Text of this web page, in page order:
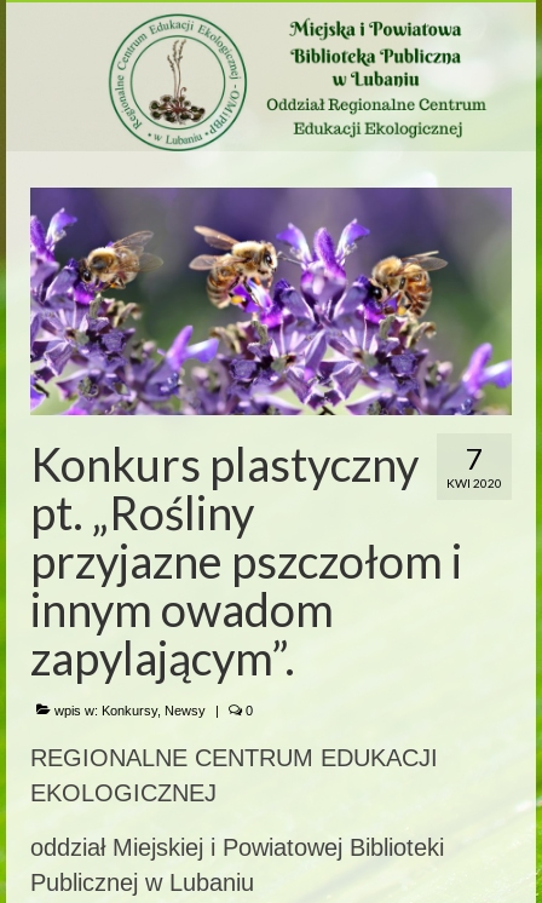
7
KWI 2020
Konkurs plastyczny
pt. „Rośliny
przyjazne pszczołom i
innym owadom
zapylającym”.
wpis w: Konkursy, Newsy | 0
REGIONALNE CENTRUM EDUKACJI
EKOLOGICZNEJ
oddział Miejskiej i Powiatowej Biblioteki
Publicznej w Lubaniu